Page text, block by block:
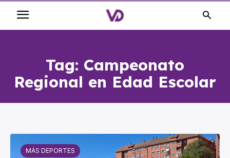
Tag: Campeonato
Regional en Edad Escolar
MÁS DEPORTES